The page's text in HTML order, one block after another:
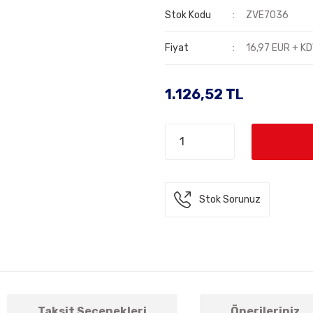
Stok Kodu ZVE7036
Fiyat 16,97 EUR +
1.126,52 TL
Stok Sorunuz